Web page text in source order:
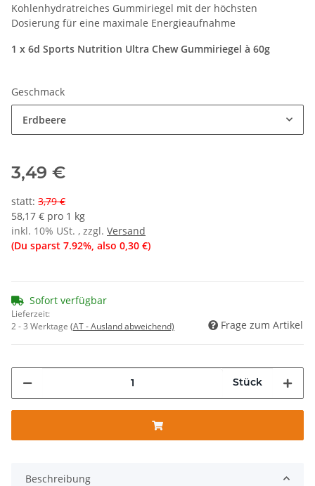
Kohlenhydratreiches Gummiriegel mit der höchsten
Dosierung für eine maximale Energieaufnahme
1 x 6d Sports Nutrition Ultra Chew Gummiriegel à 60g
Geschmack
Erdbeere
3,49 €
statt: 3,79 €
58,17 € pro 1 kg
inkl. 10% USt. , zzgl. Versand
(Du sparst 7.92%, also 0,30 €)
Sofort verfügbar
Lieferzeit:
2 - 3 Werktage (AT - Ausland abweichend) Frage zum Artikel
Stück
Beschreibung